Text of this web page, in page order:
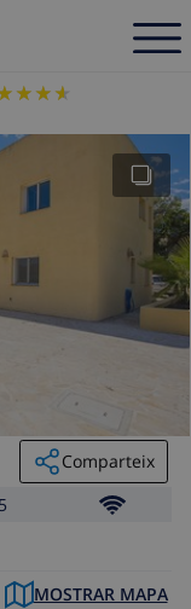
Comparteix
5
MOSTRAR MAPA